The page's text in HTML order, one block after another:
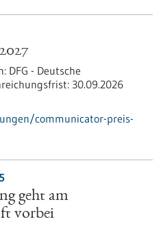
DFG - Deutsche
30.09.2026
communicator-preis-
geht am
vorbei